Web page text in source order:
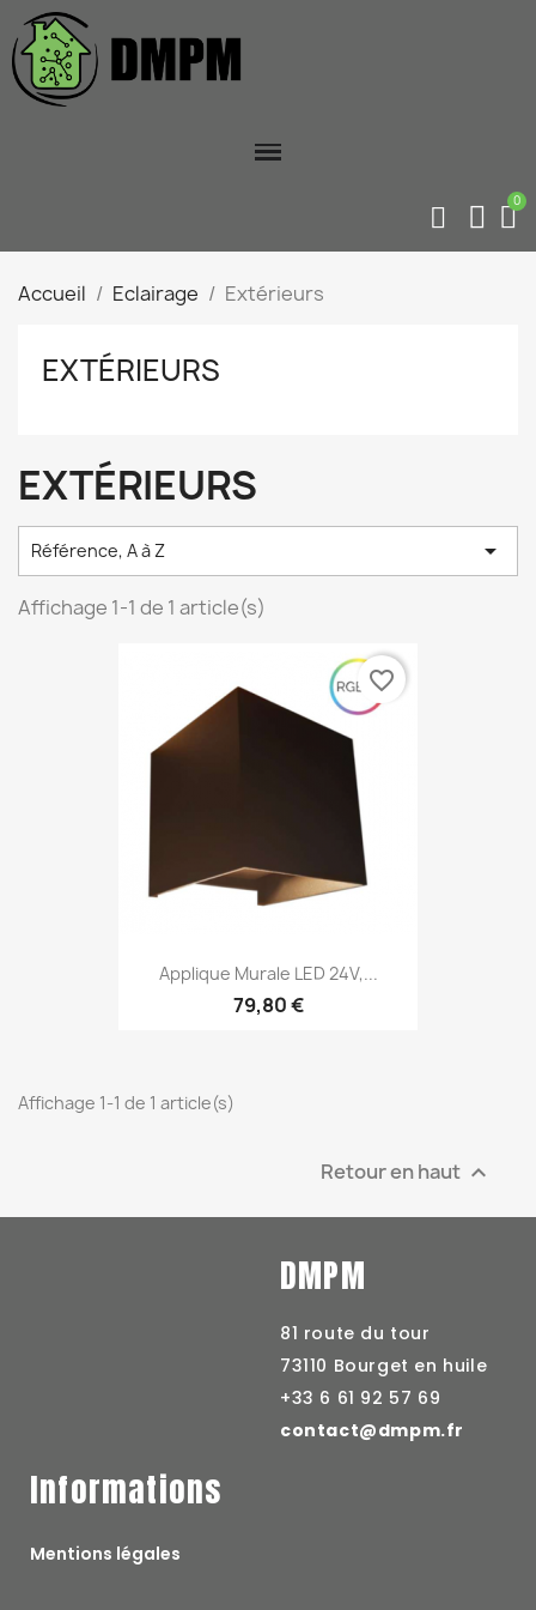
Accueil Eclairage Extérieurs
EXTÉRIEURS
EXTÉRIEURS
Référence, A à Z 
Affichage 1-1 de 1 article(s)
Applique Murale LED 24V,...
79,80 €
favorite_border
Affichage 1-1 de 1 article(s)
Retour en haut 
DMPM
81 route du tour
73110 Bourget en huile
+33 6 61 92 57 69
contact@dmpm.fr
Informations
Mentions légales